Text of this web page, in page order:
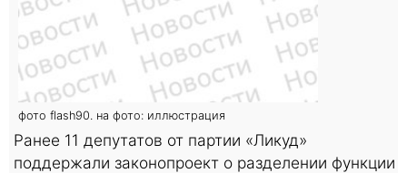
фото flash90. на фото: иллюстрация
Ранее 11 депутатов от партии «Ликуд»
поддержали законопроект о разделении функции